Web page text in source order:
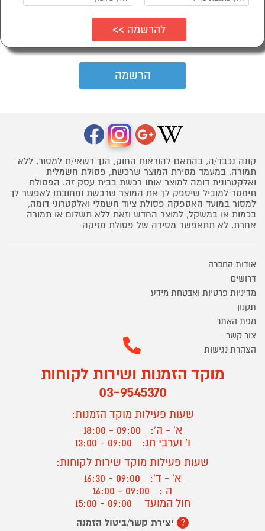
קונה נכבד/ה, בהתאם להוראות החוק, הנך רשאי/ת למסור, ללא
תמורה, במעמד מסירת המוצר שרכשת, פסולת חשמלית
ואלקטרונית דומה למוצר אותו רכשת בבית עסק זה. הפסולת
תימסר למוביל שיספק לך את המוצר שרכשת ומחובתו לאפשר לך
למסור במועד האספקה פסולת ציוד חשמלי ואלקטרוני דומה,
בכמות או במשקל, למוצר החדש וזאת ללא תשלום או תמורה
אחרת. לא תתאפשר מסירה של פסולת מזיקה
אודות החברה
דרושים
מדיניות פרטיות ואבטחת מידע
תקנון
מפת האתר
צור קשר
הצהרת נגישות
מוקד הזמנות ושירות לקוחות
03-9545370
שעות פעילות מוקד הזמנות:
א' - ה':
09:00 - 18:00
ו' וערבי חג:
09:00 - 13:00
שעות פעילות מוקד שירות לקוחות:
א' - ד':
09:00 - 16:30
ה :
09:00 - 16:00
חול המועד
? יצירת קשר/ביטול הזמנה